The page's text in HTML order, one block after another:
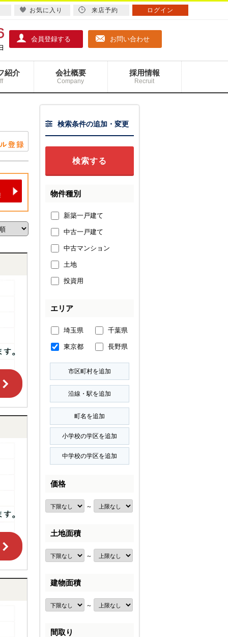
会員登録する お問い合わせ
紹介 会社概要
Company
採用情報
Recruit
検索条件の追加・変更
物件種別
新築一戸建て
中古一戸建て
中古マンション
土地
投資用
エリア
埼玉県 千葉県
東京都 長野県
価格
～
土地面積
～
建物面積
～
間取り
お気に入り 来店予約 ログイン